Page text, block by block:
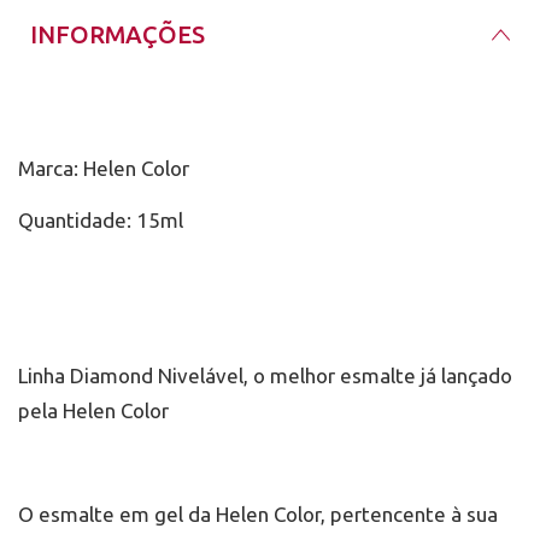
INFORMAÇÕES
Marca: Helen Color
Quantidade: 15ml
Linha Diamond Nivelável, o melhor esmalte já lançado
pela Helen Color
O esmalte em gel da Helen Color, pertencente à sua